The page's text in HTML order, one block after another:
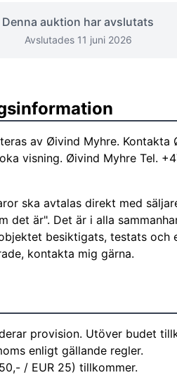
Denna auktion har avslutats
Avslutades 11 juni 2026
av Øivind Myhre.
visning. Øivind Myhre Tel.
ska avtalas direkt med
det är". Det är i alla
besiktigats, testats och
kontakta mig gärna.
provision. Utöver budet
enligt gällande regler.
/ EUR 25) tillkommer.